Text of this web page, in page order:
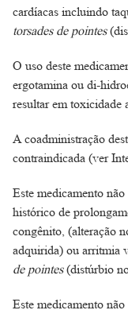
cardíacas incluindo
torsades de pointes
O uso deste
ergotamina ou di-
resultar em toxicidade
A coadministração
contraindicada (ver
Este medicamento
histórico de
congênito, (alteração
adquirida) ou arritmia
de pointes(distúrbio
Este medicamento